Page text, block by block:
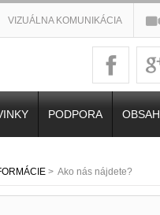
VIZUÁLNA KOMUNIKÁCIA
> Ako nás nájdete?
PODPORA OBSAH